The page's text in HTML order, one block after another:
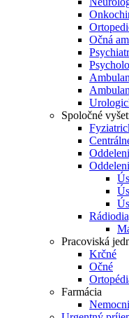
Očná
Spoločné
Pracoviská
Krčné
Očné
Farmácia